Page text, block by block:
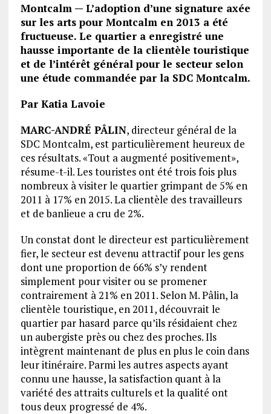
Montcalm — L’adoption d’une signature axée
sur les arts pour Montcalm en 2013 a été
fructueuse. Le quartier a enregistré une
hausse importante de la clientèle touristique
et de l’intérêt général pour le secteur selon
une étude commandée par la SDC Montcalm.
Par Katia Lavoie
MARC-ANDRÉ PÂLIN, directeur général de la
SDC Montcalm, est particulièrement heureux de
ces résultats. «Tout a augmenté positivement»,
résume-t-il. Les touristes ont été trois fois plus
nombreux à visiter le quartier grimpant de 5% en
2011 à 17% en 2015. La clientèle des travailleurs
et de banlieue a cru de 2%.
Un constat dont le directeur est particulièrement
fier, le secteur est devenu attractif pour les gens
dont une proportion de 66% s’y rendent
simplement pour visiter ou se promener
contrairement à 21% en 2011. Selon M. Pâlin, la
clientèle touristique, en 2011, découvrait le
quartier par hasard parce qu’ils résidaient chez
un aubergiste près ou chez des proches. Ils
intègrent maintenant de plus en plus le coin dans
leur itinéraire. Parmi les autres aspects ayant
connu une hausse, la satisfaction quant à la
variété des attraits culturels et la qualité ont
tous deux progressé de 4%.